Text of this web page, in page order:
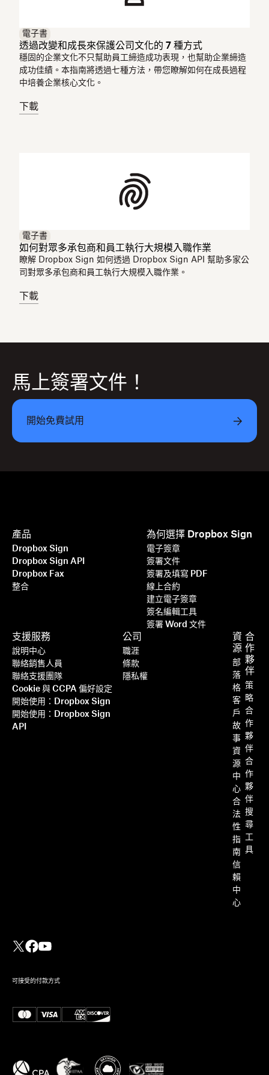
電子書
透過改變和成長來保護公司文化的 7 種方式
穩固的企業文化不只幫助員工締造成功表現，也幫助企業締造
成功佳績。本指南將透過七種方法，帶您瞭解如何在成長過程
中培養企業核心文化。
下載
電子書
如何對眾多承包商和員工執行大規模入職作業
瞭解 Dropbox Sign 如何透過 Dropbox Sign API 幫助多家公
司對眾多承包商和員工執行大規模入職作業。
下載
馬上簽署文件！
開始免費試用
產品
Dropbox Sign
Dropbox Sign API
Dropbox Fax
整合
為何選擇 Dropbox Sign
電子簽章
簽署文件
簽署及填寫 PDF
線上合約
建立電子簽章
簽名編輯工具
簽署 Word 文件
支援服務
說明中心
聯絡銷售人員
聯絡支援團隊
Cookie 與 CCPA 偏好設定
開始使用：Dropbox Sign
開始使用：Dropbox Sign
API
資
源
部
落
格
客
戶
故
事
資
源
中
心
合
法
性
指
南
信
賴
中
心
合
作
夥
伴
策
略
合
作
夥
伴
合
作
夥
伴
搜
尋
具
公司
職涯
條款
隱私權
可接受的付款方式